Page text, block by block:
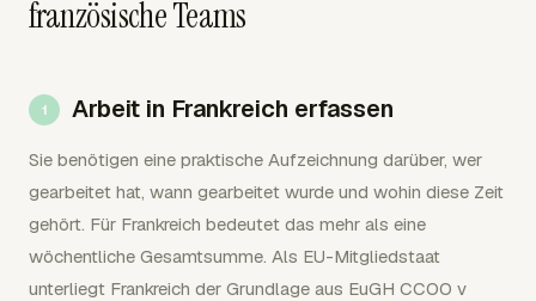
französische Teams
Arbeit in Frankreich erfassen
Sie benötigen eine praktische Aufzeichnung darüber, wer
gearbeitet hat, wann gearbeitet wurde und wohin diese Zeit
gehört. Für Frankreich bedeutet das mehr als eine
wöchentliche Gesamtsumme. Als EU-Mitgliedstaat
unterliegt Frankreich der Grundlage aus EuGH CCOO v